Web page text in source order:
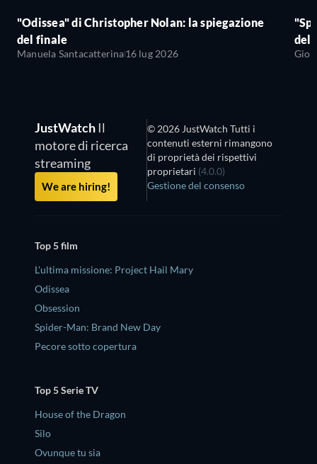
"Odissea" di Christopher Nolan: la spiegazione
del finale
Manuela Santacatterina16 lug 2026
del
JustWatch Il
motore di ricerca
streaming
We are hiring!
© 2026 JustWatch Tutti i
contenuti esterni rimangono
di proprietà dei rispettivi
proprietari (4.0.0)
Gestione del consenso
Top 5 film
L'ultima missione: Project Hail Mary
Odissea
Obsession
Spider-Man: Brand New Day
Pecore sotto copertura
Top 5 Serie TV
House of the Dragon
Silo
Ovunque tu sia